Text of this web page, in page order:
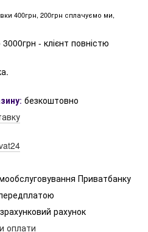
400грн, 200грн сплачуємо ми,
- клієнт повністю
: безкоштовно
Приватбанку
рахунок
оплати